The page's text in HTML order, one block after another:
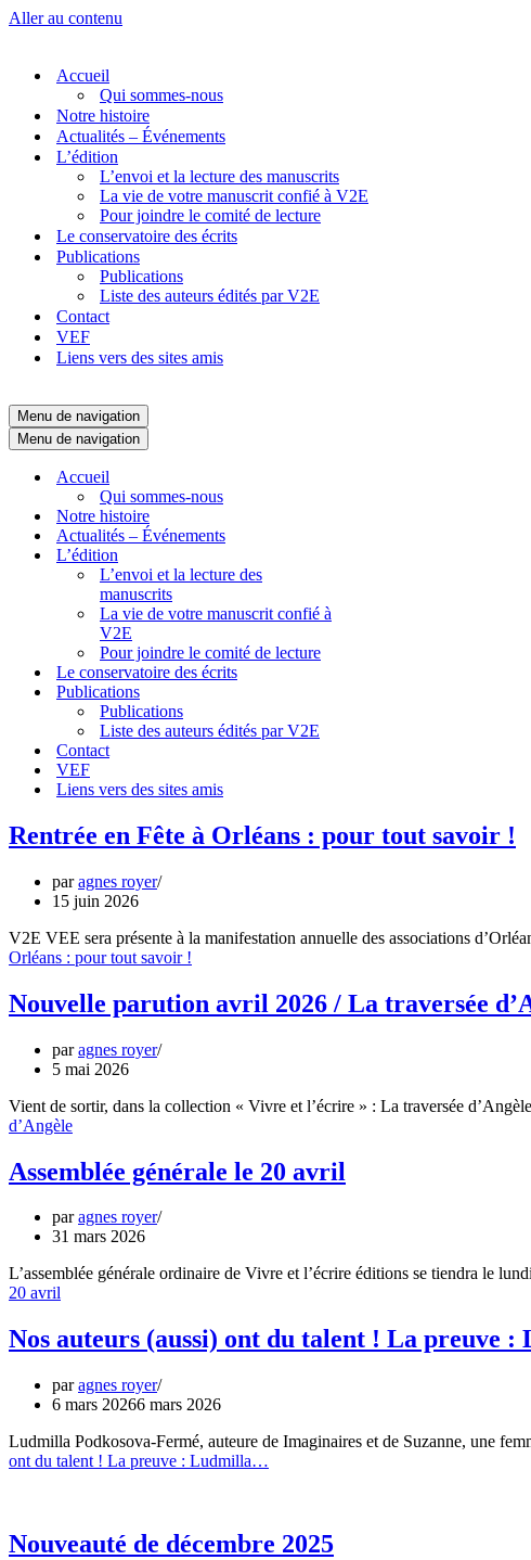
Aller au contenu
Accueil
Qui sommes-nous
Notre histoire
Actualités – Événements
L’édition
L’envoi et la lecture des manuscrits
La vie de votre manuscrit confié à V2E
Pour joindre le comité de lecture
Le conservatoire des écrits
Publications
Publications
Liste des auteurs édités par V2E
Contact
VEF
Liens vers des sites amis
Menu de navigation
Menu de navigation
Accueil
Qui sommes-nous
Notre histoire
Actualités – Événements
L’édition
L’envoi et la lecture des
manuscrits
La vie de votre manuscrit confié à
V2E
Pour joindre le comité de lecture
Le conservatoire des écrits
Publications
Publications
Liste des auteurs édités par V2E
Contact
VEF
Liens vers des sites amis
Rentrée en Fête à Orléans : pour tout savoir !
paragnes royer
15 juin 2026
V2E VEE sera présente à la manifestation annuelle des associations
Orléans : pour tout savoir !
Nouvelle parution avril 2026 / La traversée
paragnes royer
5 mai 2026
Vient de sortir, dans la collection « Vivre et l’écrire » : La traversée
d’Angèle
Assemblée générale le 20 avril
paragnes royer
31 mars 2026
L’assemblée générale ordinaire de Vivre et l’écrire éditions se tiendra le
20 avril
Nos auteurs (aussi) ont du talent ! La preuve
paragnes royer
6 mars 20266 mars 2026
Ludmilla Podkosova-Fermé, auteure de Imaginaires et de Suzanne, une
ont du talent ! La preuve : Ludmilla…
Nouveauté de décembre 2025